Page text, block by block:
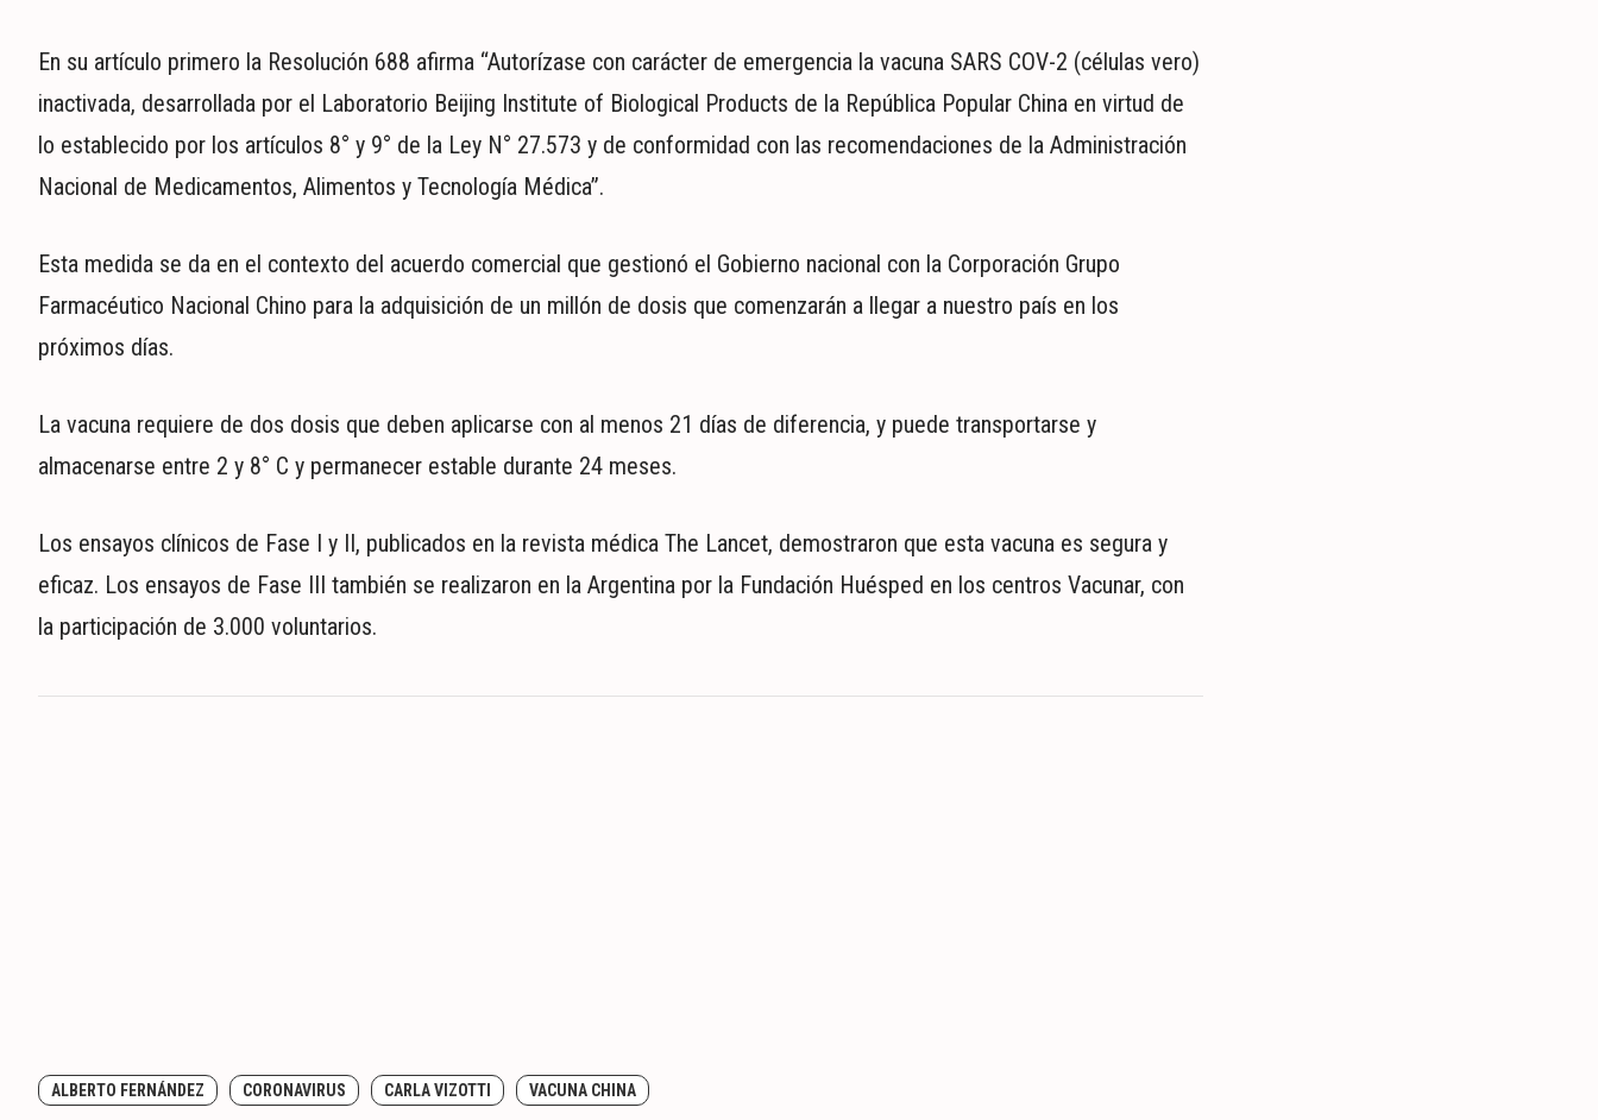
En su artículo primero la Resolución 688 afirma “Autorízase con carácter de emergencia la vacuna SARS COV-2 (células vero)
inactivada, desarrollada por el Laboratorio Beijing Institute of Biological Products de la República Popular China en virtud de
lo establecido por los artículos 8° y 9° de la Ley N° 27.573 y de conformidad con las recomendaciones de la Administración
Nacional de Medicamentos, Alimentos y Tecnología Médica”.
Esta medida se da en el contexto del acuerdo comercial que gestionó el Gobierno nacional con la Corporación Grupo
Farmacéutico Nacional Chino para la adquisición de un millón de dosis que comenzarán a llegar a nuestro país en los
próximos días.
La vacuna requiere de dos dosis que deben aplicarse con al menos 21 días de diferencia, y puede transportarse y
almacenarse entre 2 y 8° C y permanecer estable durante 24 meses.
Los ensayos clínicos de Fase I y II, publicados en la revista médica The Lancet, demostraron que esta vacuna es segura y
eficaz. Los ensayos de Fase III también se realizaron en la Argentina por la Fundación Huésped en los centros Vacunar, con
la participación de 3.000 voluntarios.
ALBERTO FERNÁNDEZ CORONAVIRUS CARLA VIZOTTI VACUNA CHINA